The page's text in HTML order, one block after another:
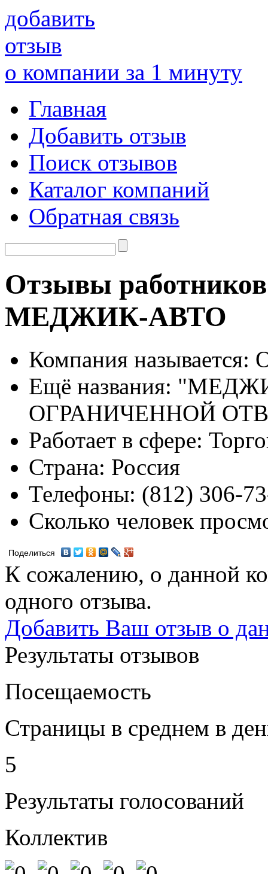
добавить
отзыв
о компании за 1 минуту
Главная
Добавить отзыв
Поиск отзывов
Каталог компаний
Обратная связь
Отзывы
МЕДЖИК-АВТО
Компания называется:
Ещё названия:
ОГРАНИЧЕННОЙ
Работает в сфере:
Страна: Россия
Телефоны: (812) 306-
Сколько человек
Поделиться
К сожалению, о данной
одного отзыва.
Добавить Ваш отзыв о
Результаты отзывов
Посещаемость
Страницы в среднем в
5
Результаты голосований
Коллектив